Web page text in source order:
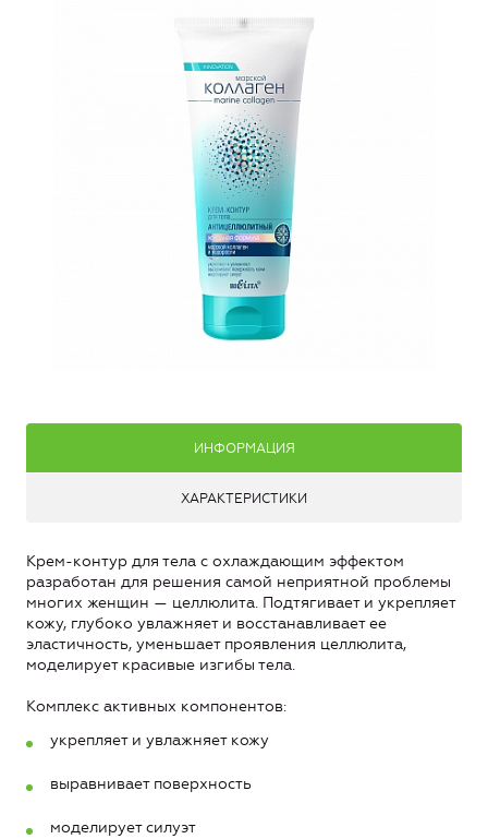
ИНФОРМАЦИЯ
ХАРАКТЕРИСТИКИ
Крем-контур для тела с охлаждающим эффектом
разработан для решения самой неприятной проблемы
многих женщин — целлюлита. Подтягивает и укрепляет
кожу, глубоко увлажняет и восстанавливает ее
эластичность, уменьшает проявления целлюлита,
моделирует красивые изгибы тела.
Комплекс активных компонентов:
укрепляет и увлажняет кожу
выравнивает поверхность
моделирует силуэт